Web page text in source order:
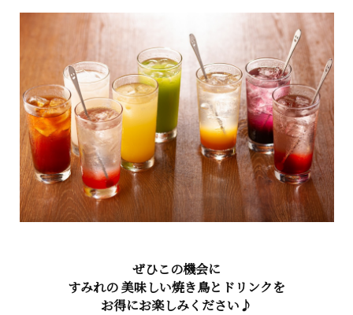
ぜひこの機会に
すみれの 美味しい焼き鳥とドリンクを
お得にお楽しみください♪